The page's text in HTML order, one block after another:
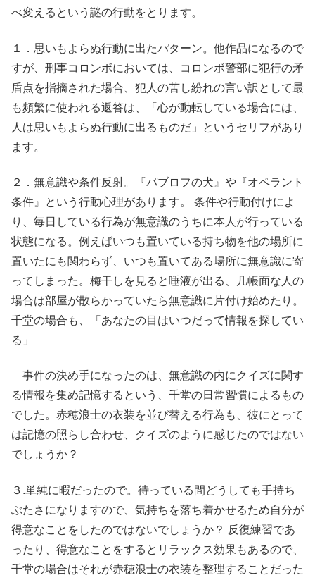
べ変えるという謎の行動をとります。
１．思いもよらぬ行動に出たパターン。他作品になるので
すが、刑事コロンボにおいては、コロンボ警部に犯行の矛
盾点を指摘された場合、犯人の苦し紛れの言い訳として最
も頻繁に使われる返答は、「心が動転している場合には、
人は思いもよらぬ行動に出るものだ」というセリフがあり
ます。
２．無意識や条件反射。『パブロフの犬』や『オペラント
条件』という行動心理があります。 条件や行動付けによ
り、毎日している行為が無意識のうちに本人が行っている
状態になる。例えばいつも置いている持ち物を他の場所に
置いたにも関わらず、いつも置いてある場所に無意識に寄
ってしまった。梅干しを見ると唾液が出る、几帳面な人の
場合は部屋が散らかっていたら無意識に片付け始めたり。
千堂の場合も、「あなたの目はいつだって情報を探してい
る」
事件の決め手になったのは、無意識の内にクイズに関す
る情報を集め記憶するという、千堂の日常習慣によるもの
でした。赤穂浪士の衣装を並び替える行為も、彼にとって
は記憶の照らし合わせ、クイズのように感じたのではない
でしょうか？
３.単純に暇だったので。待っている間どうしても手持ち
ぶたさになりますので、気持ちを落ち着かせるため自分が
得意なことをしたのではないでしょうか？ 反復練習であ
ったり、得意なことをするとリラックス効果もあるので、
千堂の場合はそれが赤穂浪士の衣装を整理することだった